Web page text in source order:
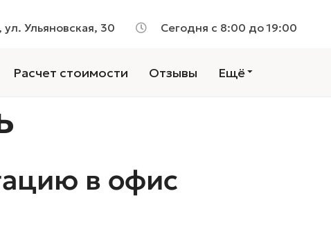
ул. Ульяновская, 30 Сегодня с 8:00 до 19:00
Расчет стоимости Отзывы Ещё
в офис